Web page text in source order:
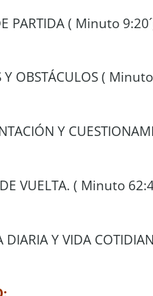
PARTIDA ( Minuto
Y OBSTÁCULOS (
Y
VUELTA. ( Minuto
DIARIA Y VIDA